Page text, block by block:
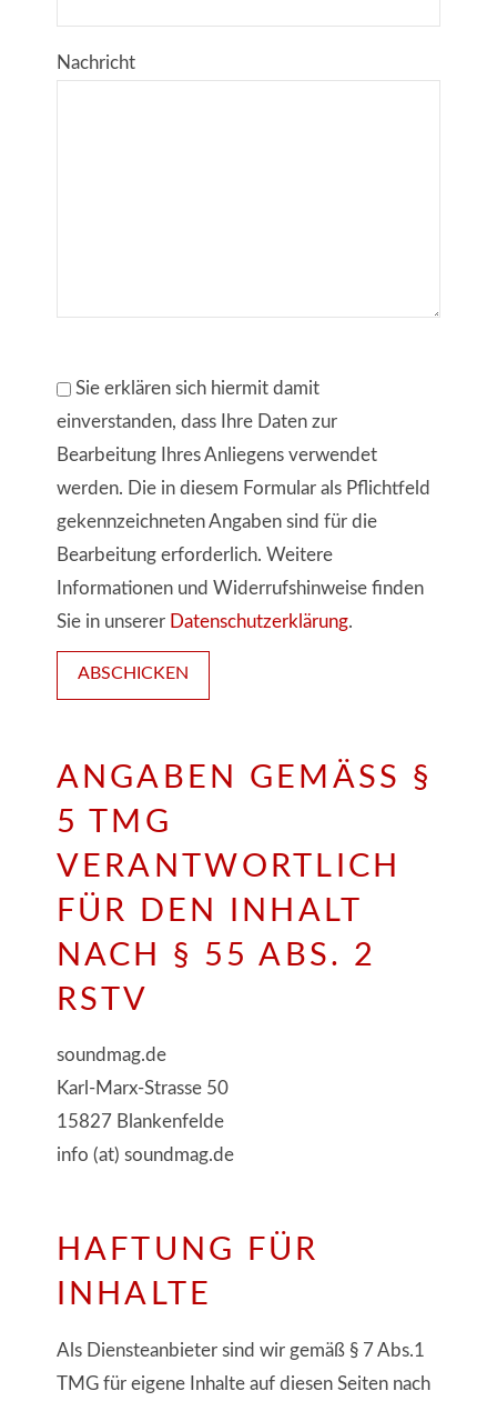
Nachricht
Sie erklären sich hiermit damit
einverstanden, dass Ihre Daten zur
Bearbeitung Ihres Anliegens verwendet
werden. Die in diesem Formular als Pflichtfeld
gekennzeichneten Angaben sind für die
Bearbeitung erforderlich. Weitere
Informationen und Widerrufshinweise finden
Sie in unserer Datenschutzerklärung.
ANGABEN GEMÄSS § 5
TMG
VERANTWORTLICH
FÜR DEN INHALT
NACH § 55 ABS. 2
RSTV
soundmag.de
Karl-Marx-Strasse 50
15827 Blankenfelde
info (at) soundmag.de
HAFTUNG FÜR
INHALTE
Als Diensteanbieter sind wir gemäß § 7 Abs.1
TMG für eigene Inhalte auf diesen Seiten nach